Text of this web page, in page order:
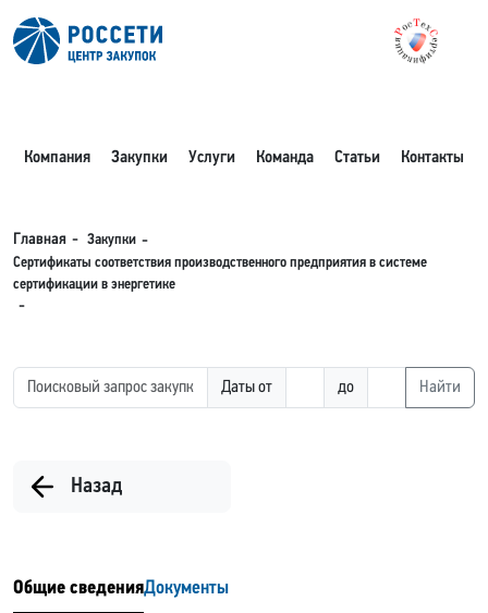
Компания Закупки Услуги Команда Статьи Контакты
Главная
Закупки
Сертификаты соответствия производственного предприятия в системе
сертификации в энергетике
Даты от до Найти
Назад
Общие сведенияДокументы